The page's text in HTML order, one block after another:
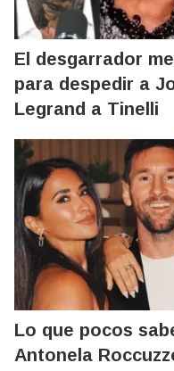
El desgarrador
para despedir a
Legrand a Tinelli
Lo que pocos
Antonela